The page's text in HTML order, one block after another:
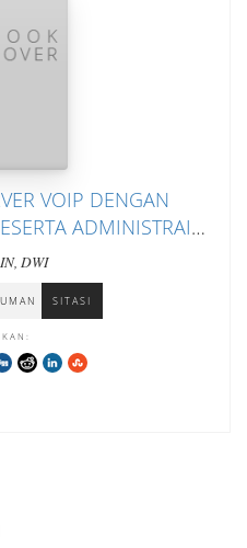
VOIP DENGAN
ADMINISTRAI
WEBSITE
DWI
SITASI